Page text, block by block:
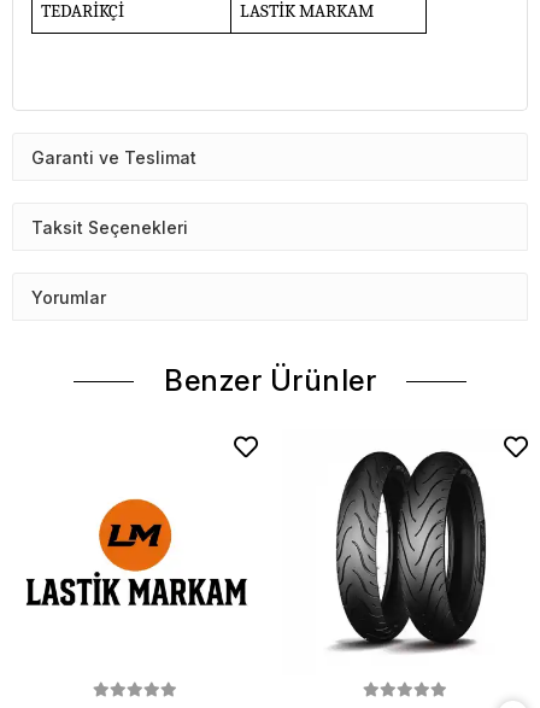
TEDARİKÇİ
LASTİK MARKAM
Garanti ve Teslimat
Taksit Seçenekleri
Yorumlar
Benzer Ürünler